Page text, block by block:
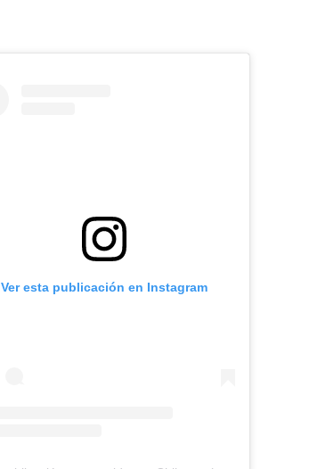
Ver esta publicación en Instagram